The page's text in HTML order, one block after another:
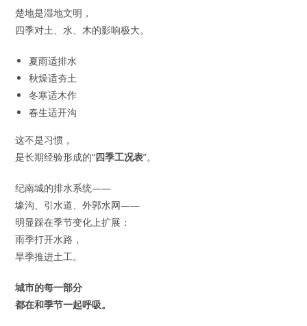
楚地是湿地文明，
四季对土、水、木的影响极大。
夏雨适排水
秋燥适夯土
冬寒适木作
春生适开沟
这不是习惯，
是长期经验形成的“四季工况表”。
纪南城的排水系统——
壕沟、引水道、外郭水网——
明显踩在季节变化上扩展：
雨季打开水路，
旱季推进土工。
城市的每一部分
都在和季节一起呼吸。